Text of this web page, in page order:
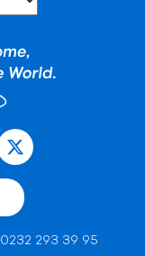
0232 293 39 95